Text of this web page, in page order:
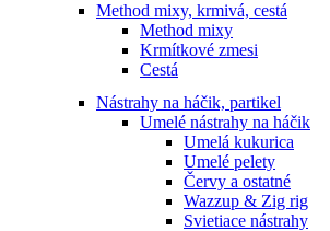
Method mixy, krmivá, cestá
Method mixy
Krmítkové zmesi
Cestá
Nástrahy na háčik, partikel
Umelé nástrahy na háčik
Umelá kukurica
Umelé pelety
Červy a ostatné
Wazzup & Zig rig
Svietiace nástrahy